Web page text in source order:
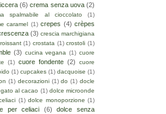
(6) crema senza uova (2)
spalmabile al cioccolato
(1)
caramel
(1) crepes (4) crèpes
(3) crescia marchigiana
(1) crostata (1) crostoli (1)
(3) cucina vegana (1) cuore
(1) cuore fondente (2)
cuore
(1) cupcakes (1) dacquoise (1)
(1) decorazioni (1) do (1) docle
al cacao (1) dolce microonde
(1) dolce monoporzione (1)
per celiaci (6)
dolce senza